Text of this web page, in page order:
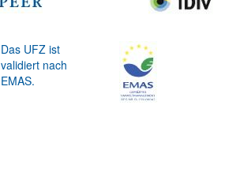
Das UFZ ist
validiert nach
EMAS.